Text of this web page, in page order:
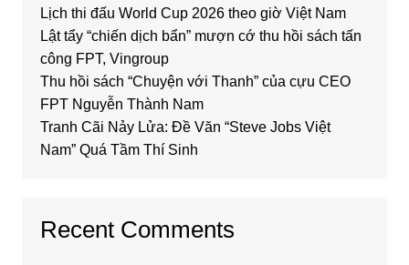
Lịch thi đấu World Cup 2026 theo giờ Việt Nam
Lật tẩy “chiến dịch bẩn” mượn cớ thu hồi sách tấn
công FPT, Vingroup
Thu hồi sách “Chuyện với Thanh” của cựu CEO
FPT Nguyễn Thành Nam
Tranh Cãi Nảy Lửa: Đề Văn “Steve Jobs Việt
Nam” Quá Tầm Thí Sinh
Recent Comments